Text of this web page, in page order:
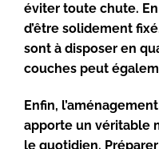
éviter toute chute.
d’être solidement
sont à disposer en
couches peut
Enfin,
apporte un véritable
le quotidien.